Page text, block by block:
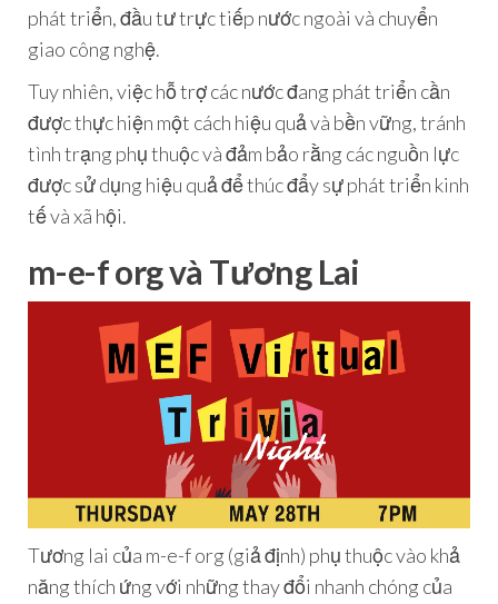
phát triển, đầu tư trực tiếp nước ngoài và chuyển
giao công nghệ.
Tuy nhiên, việc hỗ trợ các nước đang phát triển cần
được thực hiện một cách hiệu quả và bền vững, tránh
tình trạng phụ thuộc và đảm bảo rằng các nguồn lực
được sử dụng hiệu quả để thúc đẩy sự phát triển kinh
tế và xã hội.
m-e-f org và Tương Lai
Tương lai của m-e-f org (giả định) phụ thuộc vào khả
năng thích ứng với những thay đổi nhanh chóng của